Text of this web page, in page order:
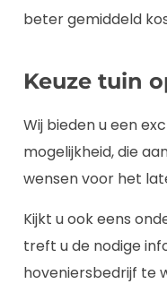
beter gemiddeld
Keuze tuin
Wij bieden u een
mogelijkheid, die
wensen voor het
Kijkt u ook eens
treft u de nodige
hoveniersbedrijf te